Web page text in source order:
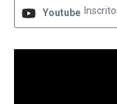
Youtube